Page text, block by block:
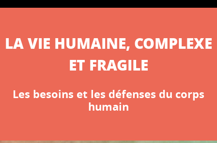
LA VIE HUMAINE, COMPLEXE
ET FRAGILE
Les besoins et les défenses du corps
humain